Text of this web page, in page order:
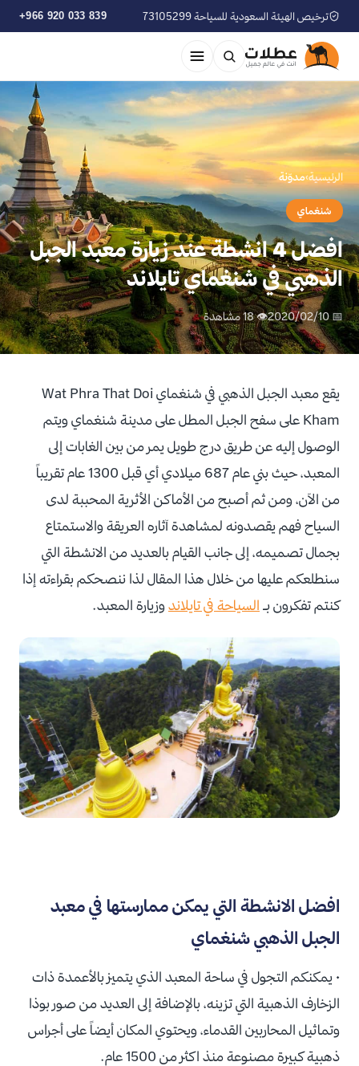
ترخيص الهيئة السعودية للسياحة 73105299 +966 920 033 839
الرئيسية›مدوّنة
شنغماي
افضل 4 انشطة عند زيارة معبد الجبل
الذهبي في شنغماي تايلاند
📅 2020/02/10 👁 18 مشاهدة
يقع معبد الجبل الذهبي في شنغماي Wat Phra That Doi
Kham على سفح الجبل المطل على مدينة شنغماي ويتم
الوصول إليه عن طريق درج طويل يمر من بين الغابات إلى
المعبد، حيث بني عام 687 ميلادي أي قبل 1300 عام تقريباً
من الآن، ومن ثم أصبح من الأماكن الأثرية المحببة لدى
السياح فهم يقصدونه لمشاهدة آثاره العريقة والاستمتاع
بجمال تصميمه، إلى جانب القيام بالعديد من الانشطة التي
سنطلعكم عليها من خلال هذا المقال لذا ننصحكم بقراءته إذا
كنتم تفكرون بـ السياحة في تايلاندوزيارة المعبد.
افضل الانشطة التي يمكن ممارستها في معبد
الجبل الذهبي شنغماي
• يمكنكم التجول في ساحة المعبد الذي يتميز بالأعمدة ذات
الزخارف الذهبية التي تزينه، بالإضافة إلى العديد من صور بوذا
وتماثيل المحاربين القدماء، ويحتوي المكان أيضاً على أجراس
ذهبية كبيرة مصنوعة منذ اكثر من 1500 عام.